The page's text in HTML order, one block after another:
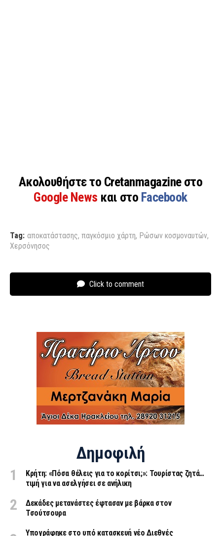
Ακολουθήστε το Cretanmagazine στο
Google News και στο Facebook
Tag: αποκατάστασης, παγκόσμιο χάρτη, Ρώσων κοσμοναυτών,
Χερσόνησος
Click to comment
Δημοφιλή
Κρήτη: «Πόσα θέλεις για το κορίτσι;»: Τουρίστας ζητά…
τιμή για να ασελγήσει σε ανήλικη
Δεκάδες μετανάστες έφτασαν με βάρκα στον
Τσούτσουρα
Υπογράφηκε στο υπό κατασκευή νέο Διεθνές